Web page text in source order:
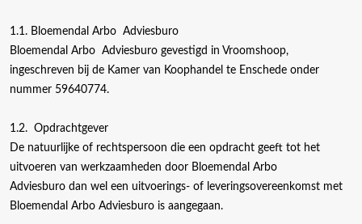
1.1. Bloemendal Arbo Adviesburo
Bloemendal Arbo Adviesburo gevestigd in Vroomshoop,
ingeschreven bij de Kamer van Koophandel te Enschede onder
nummer 59640774.
1.2. Opdrachtgever
De natuurlijke of rechtspersoon die een opdracht geeft tot het
uitvoeren van werkzaamheden door Bloemendal Arbo
Adviesburo dan wel een uitvoerings- of leveringsovereenkomst met
Bloemendal Arbo Adviesburo is aangegaan.